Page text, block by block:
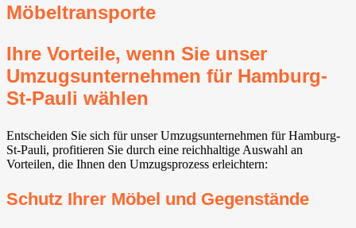
Möbeltransporte
Ihre Vorteile, wenn Sie unser
Umzugsunternehmen für Hamburg-
St-Pauli wählen
Entscheiden Sie sich für unser Umzugsunternehmen für Hamburg-
St-Pauli, profitieren Sie durch eine reichhaltige Auswahl an
Vorteilen, die Ihnen den Umzugsprozess erleichtern:
Schutz Ihrer Möbel und Gegenstände